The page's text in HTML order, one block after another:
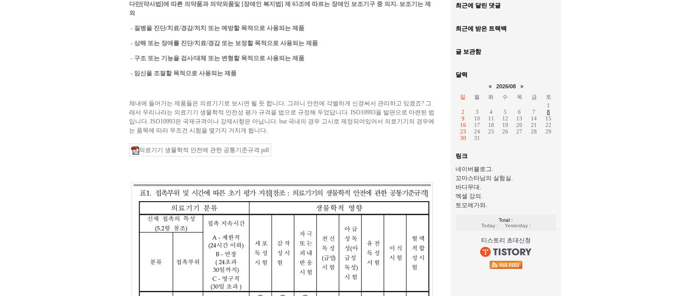
다만[약사법]에 따른 의약품과 의약외품및 [장애인 복지법] 제 65조에 따르는 장애인 보조기구 중 의지. 보조기는 제
외
- 질병을 진단/치료/경감/처치 또는 예방할 목적으로 사용되는 제품
- 상해 또는 장애를 진단/치료/경감 또는 보정할 목적으로 사용되는 제품
- 구조 또는 기능을 검사/대체 또는 변형할 목적으로 사용되는 제품
- 임신을 조절할 목적으로 사용되는 제품
체내에 들어가는 제품들은 의료기기로 보시면 될 듯 합니다. 그러니 안전에 각별하게 신경써서 관리하고 있겠죠? 그
래서 우리나라는 의료기기 생물학적 안전성 평가 규격을 법으로 규정해 두었답니다. ISO10993을 발판으로 마련된 법
입니다. ISO10993은 국제규격이나 강제사항은 아닙니다. but 국내의 경우 고시로 제정되어있어서 의료기기의 경우에
는 품목에 따라 무조건 시험을 몇가지 거치게 됩니다.
의료기기 생물학적 안전에 관한 공통기준규격.pdf
최근에 달린 댓글
최근에 받은 트랙백
글 보관함
달력
« 2026/08
»
일
월 화 수 목 금
토
1
2
3 4 5 6 7
8
9
10 11 12 13 14
15
16
17 18 19 20 21
22
23
24 25 26 27 28
29
30
31
링크
네이버블로그.
꼬마스타님의 실험실.
바다무대.
엑셀 강의.
토모에가와.
Total :
Today :
Yesterday :
티스토리 초대신청